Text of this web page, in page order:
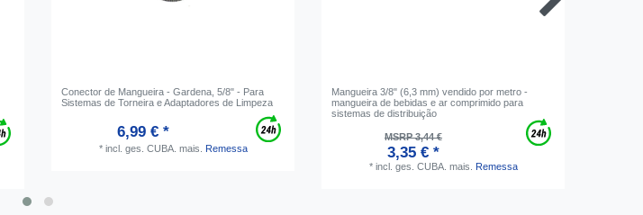
Conector de Mangueira - Gardena, 5/8" - Para
Sistemas de Torneira e Adaptadores de Limpeza
6,99 € *
* incl. ges. CUBA. mais. Remessa
Mangueira 3/8" (6,3 mm) vendido por metro -
mangueira de bebidas e ar comprimido para
sistemas de distribuição
MSRP 3,44 €
3,35 € *
* incl. ges. CUBA. mais. Remessa